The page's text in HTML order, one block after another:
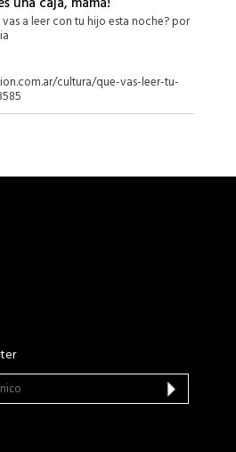
vas a leer con tu hijo esta noche? por
cultura/que-vas-leer-tu-